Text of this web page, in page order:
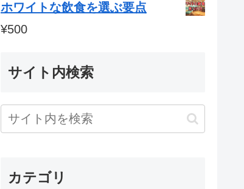
ホワイトな飲食を選ぶ要点
¥500
サイト内検索
カテゴリ